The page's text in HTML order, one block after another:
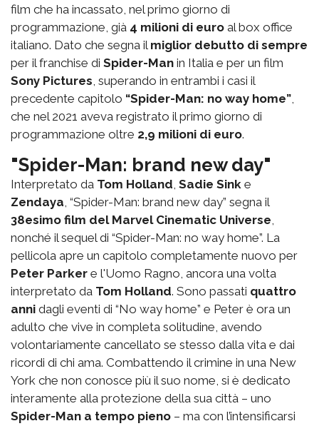
film che ha incassato, nel primo giorno di
programmazione, già 4 milioni di euro al box office
italiano. Dato che segna il miglior debutto di sempre
per il franchise di Spider-Man in Italia e per un film
Sony Pictures, superando in entrambi i casi il
precedente capitolo “Spider-Man: no way home”,
che nel 2021 aveva registrato il primo giorno di
programmazione oltre 2,9 milioni di euro.
"Spider-Man: brand new day"
Interpretato da Tom Holland, Sadie Sink e
Zendaya, “Spider-Man: brand new day” segna il
38esimo film del Marvel Cinematic Universe,
nonché il sequel di “Spider-Man: no way home”. La
pellicola apre un capitolo completamente nuovo per
Peter Parker e l'Uomo Ragno, ancora una volta
interpretato da Tom Holland. Sono passati quattro
anni dagli eventi di “No way home” e Peter è ora un
adulto che vive in completa solitudine, avendo
volontariamente cancellato se stesso dalla vita e dai
ricordi di chi ama. Combattendo il crimine in una New
York che non conosce più il suo nome, si è dedicato
interamente alla protezione della sua città – uno
Spider-Man a tempo pieno – ma con l’intensificarsi